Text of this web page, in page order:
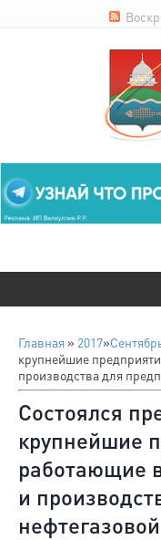
Главная » 2017»
крупнейшие
производства для
Состоялся
крупнейшие
работающие
и